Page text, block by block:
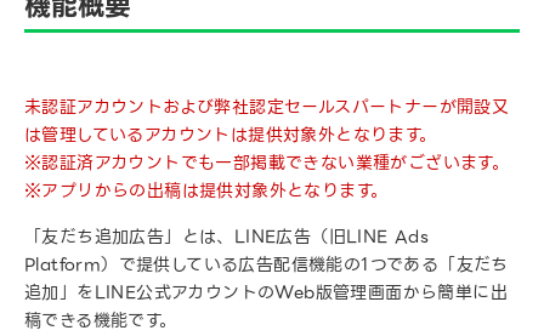
未認証アカウントおよび弊社認定セールスパートナーが開設又
は管理しているアカウントは提供対象外となります。
※認証済アカウントでも一部掲載できない業種がございます。
※アプリからの出稿は提供対象外となります。
「友だち追加広告」とは、LINE広告（旧LINE Ads
Platform）で提供している広告配信機能の1つである「友だち
追加」をLINE公式アカウントのWeb版管理画面から簡単に出
稿できる機能です。